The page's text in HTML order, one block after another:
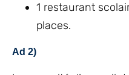
1 restaurant
places.
Ad 2)